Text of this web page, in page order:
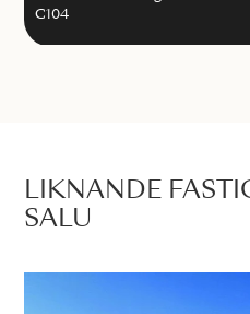
C104
LIKNANDE
SALU